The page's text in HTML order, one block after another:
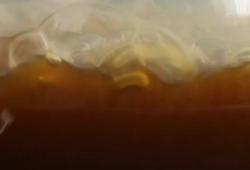
시어지 서비스 포레스트
능의학 검사
양
레스트 식단
급여 안내